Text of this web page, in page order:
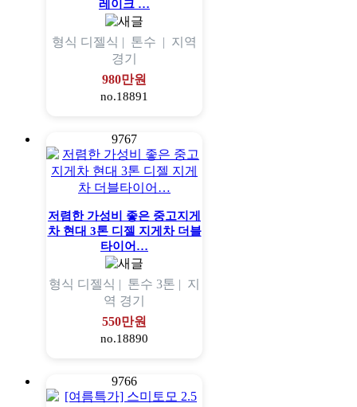
레이크 …
형식 디젤식 | 톤수 | 지역
경기
980만원
no.18891
9767
저렴한 가성비 좋은 중고지게
차 현대 3톤 디젤 지게차 더블
타이어…
형식 디젤식 | 톤수 3톤 | 지
역 경기
550만원
no.18890
9766